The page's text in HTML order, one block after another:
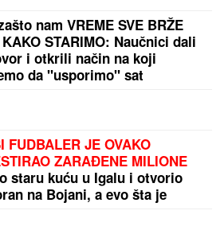
nam VREME SVE BRŽE
STARIMO: Naučnici dali
i otkrili način na koji
da "usporimo" sat
FUDBALER JE OVAKO
ZARAĐENE MILIONE
staru kuću u Igalu i otvorio
na Bojani, a evo šta je